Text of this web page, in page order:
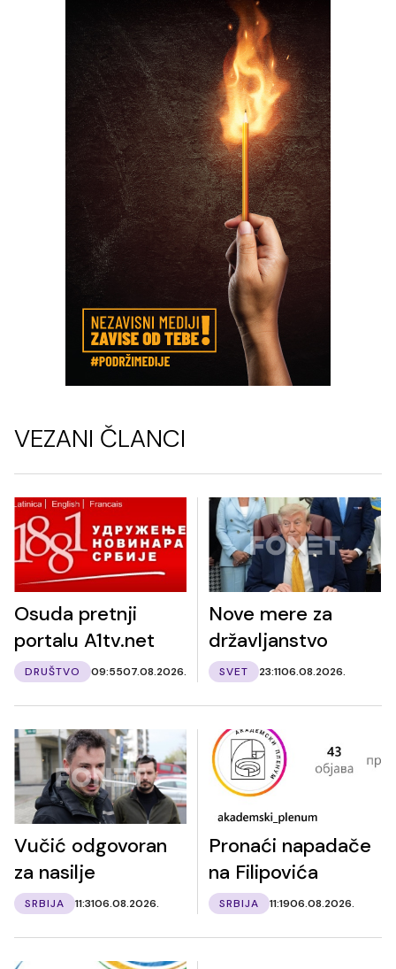
VEZANI ČLANCI
Osuda pretnji
portalu A1tv.net
DRUŠTVO 09:5507.08.2026.
Nove mere za
državljanstvo
SVET 23:1106.08.2026.
Vučić odgovoran
za nasilje
SRBIJA 11:3106.08.2026.
Pronaći napadače
na Filipovića
SRBIJA 11:1906.08.2026.